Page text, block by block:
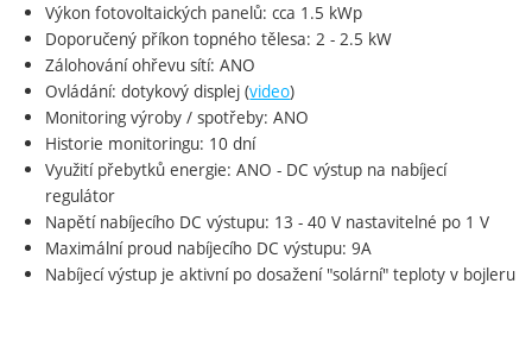
Výkon fotovoltaických panelů: cca 1.5 kWp
Doporučený příkon topného tělesa: 2 - 2.5 kW
Zálohování ohřevu sítí: ANO
Ovládání: dotykový displej (video)
Monitoring výroby / spotřeby: ANO
Historie monitoringu: 10 dní
Využití přebytků energie: ANO - DC výstup na nabíjecí
regulátor
Napětí nabíjecího DC výstupu: 13 - 40 V nastavitelné po 1 V
Maximální proud nabíjecího DC výstupu: 9A
Nabíjecí výstup je aktivní po dosažení "solární" teploty v bojleru